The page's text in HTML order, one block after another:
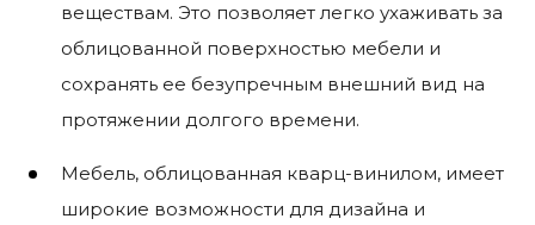
веществам. Это позволяет легко ухаживать за
облицованной поверхностью мебели и
сохранять ее безупречным внешний вид на
протяжении долгого времени.
Мебель, облицованная кварц-винилом, имеет
широкие возможности для дизайна и